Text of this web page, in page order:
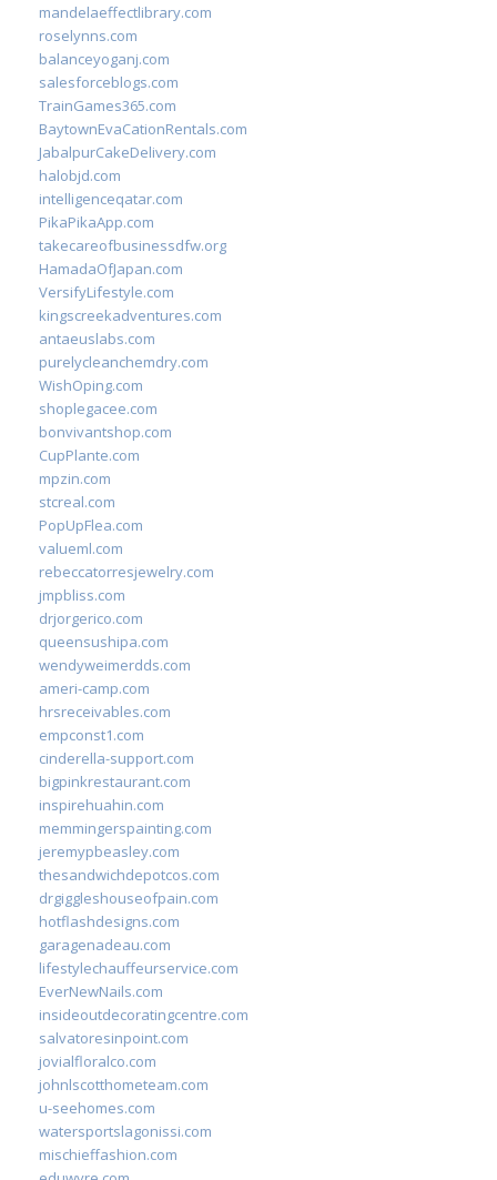
mandelaeffectlibrary.com
roselynns.com
balanceyoganj.com
salesforceblogs.com
TrainGames365.com
BaytownEvaCationRentals.com
JabalpurCakeDelivery.com
halobjd.com
intelligenceqatar.com
PikaPikaApp.com
takecareofbusinessdfw.org
HamadaOfJapan.com
VersifyLifestyle.com
kingscreekadventures.com
antaeuslabs.com
purelycleanchemdry.com
WishOping.com
shoplegacee.com
bonvivantshop.com
CupPlante.com
mpzin.com
stcreal.com
PopUpFlea.com
valueml.com
rebeccatorresjewelry.com
jmpbliss.com
drjorgerico.com
queensushipa.com
wendyweimerdds.com
ameri-camp.com
hrsreceivables.com
empconst1.com
cinderella-support.com
bigpinkrestaurant.com
inspirehuahin.com
memmingerspainting.com
jeremypbeasley.com
thesandwichdepotcos.com
drgiggleshouseofpain.com
hotflashdesigns.com
garagenadeau.com
lifestylechauffeurservice.com
EverNewNails.com
insideoutdecoratingcentre.com
salvatoresinpoint.com
jovialfloralco.com
johnlscotthometeam.com
u-seehomes.com
watersportslagonissi.com
mischieffashion.com